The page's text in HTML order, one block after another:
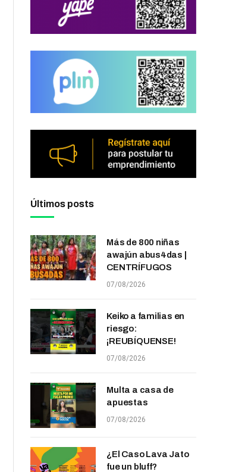
Últimos posts
Más de 800 niñas
awajún abus4das |
CENTRÍFUGOS
07/08/2026
Keiko a familias en
riesgo:
¡REUBÍQUENSE!
07/08/2026
Multa a casa de
apuestas
07/08/2026
¿El Caso Lava Jato
fue un bluff?